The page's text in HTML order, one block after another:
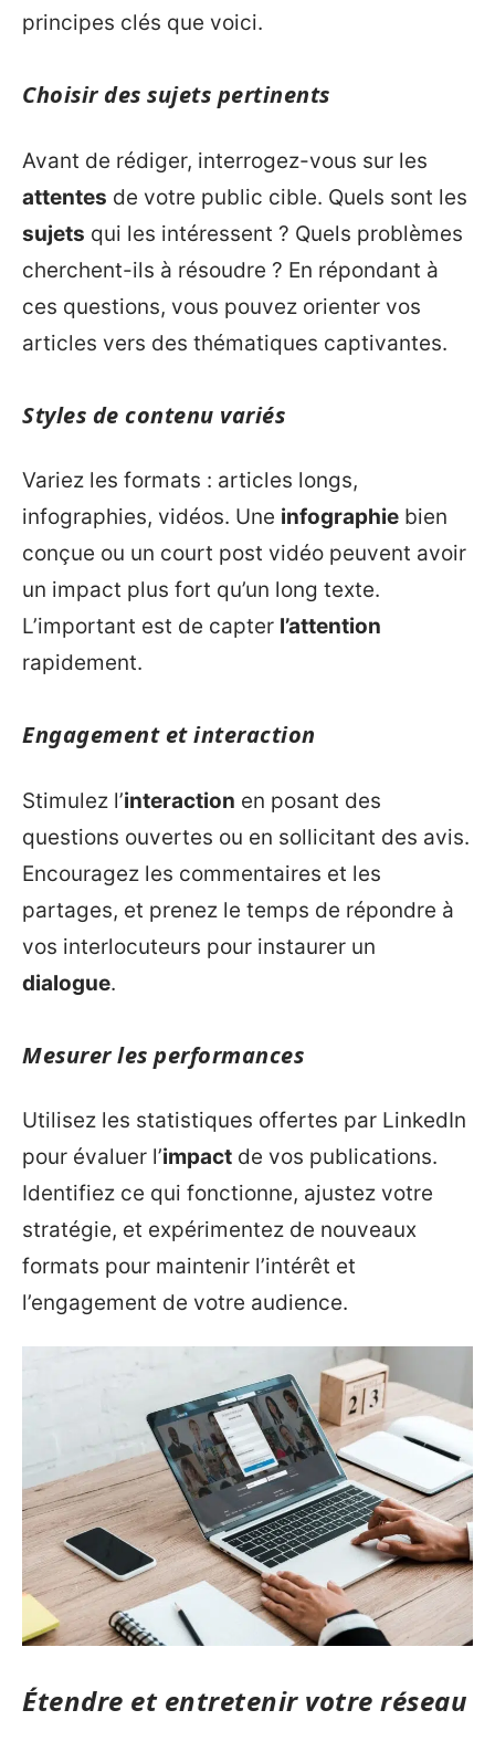
principes clés que voici.
Choisir des sujets pertinents
Avant de rédiger, interrogez-vous sur les
attentes de votre public cible. Quels sont les
sujets qui les intéressent ? Quels problèmes
cherchent-ils à résoudre ? En répondant à
ces questions, vous pouvez orienter vos
articles vers des thématiques captivantes.
Styles de contenu variés
Variez les formats : articles longs,
infographies, vidéos. Une infographie bien
conçue ou un court post vidéo peuvent avoir
un impact plus fort qu’un long texte.
L’important est de capter l’attention
rapidement.
Engagement et interaction
Stimulez l’interaction en posant des
questions ouvertes ou en sollicitant des avis.
Encouragez les commentaires et les
partages, et prenez le temps de répondre à
vos interlocuteurs pour instaurer un
dialogue.
Mesurer les performances
Utilisez les statistiques offertes par LinkedIn
pour évaluer l’impact de vos publications.
Identifiez ce qui fonctionne, ajustez votre
stratégie, et expérimentez de nouveaux
formats pour maintenir l’intérêt et
l’engagement de votre audience.
Étendre et entretenir votre réseau